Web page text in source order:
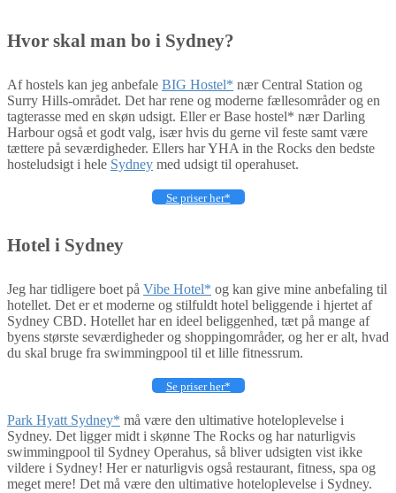
Hvor skal man bo i Sydney?
Af hostels kan jeg anbefale BIG Hostel* nær Central Station og
Surry Hills-området. Det har rene og moderne fællesområder og en
tagterasse med en skøn udsigt. Eller er Base hostel* nær Darling
Harbour også et godt valg, især hvis du gerne vil feste samt være
tættere på seværdigheder. Ellers har YHA in the Rocks den bedste
hosteludsigt i hele Sydney med udsigt til operahuset.
Se priser her*
Hotel i Sydney
Jeg har tidligere boet på Vibe Hotel* og kan give mine anbefaling til
hotellet. Det er et moderne og stilfuldt hotel beliggende i hjertet af
Sydney CBD. Hotellet har en ideel beliggenhed, tæt på mange af
byens største seværdigheder og shoppingområder, og her er alt, hvad
du skal bruge fra swimmingpool til et lille fitnessrum.
Se priser her*
Park Hyatt Sydney* må være den ultimative hoteloplevelse i
Sydney. Det ligger midt i skønne The Rocks og har naturligvis
swimmingpool til Sydney Operahus, så bliver udsigten vist ikke
vildere i Sydney! Her er naturligvis også restaurant, fitness, spa og
meget mere! Det må være den ultimative hoteloplevelse i Sydney.